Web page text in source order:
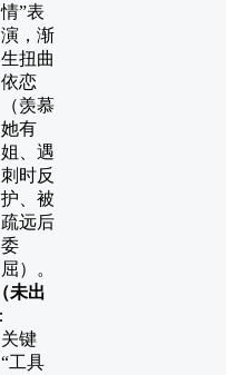
情”表
演，渐
生扭曲
依恋
（羡慕
她有
姐、遇
刺时反
护、被
疏远后
委
屈）。
未出
：
关键
“工具